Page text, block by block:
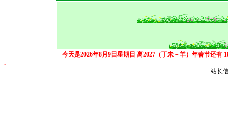
今天是2026年8月9日星期日 离2027（丁未－羊）年春节还有
.
站长